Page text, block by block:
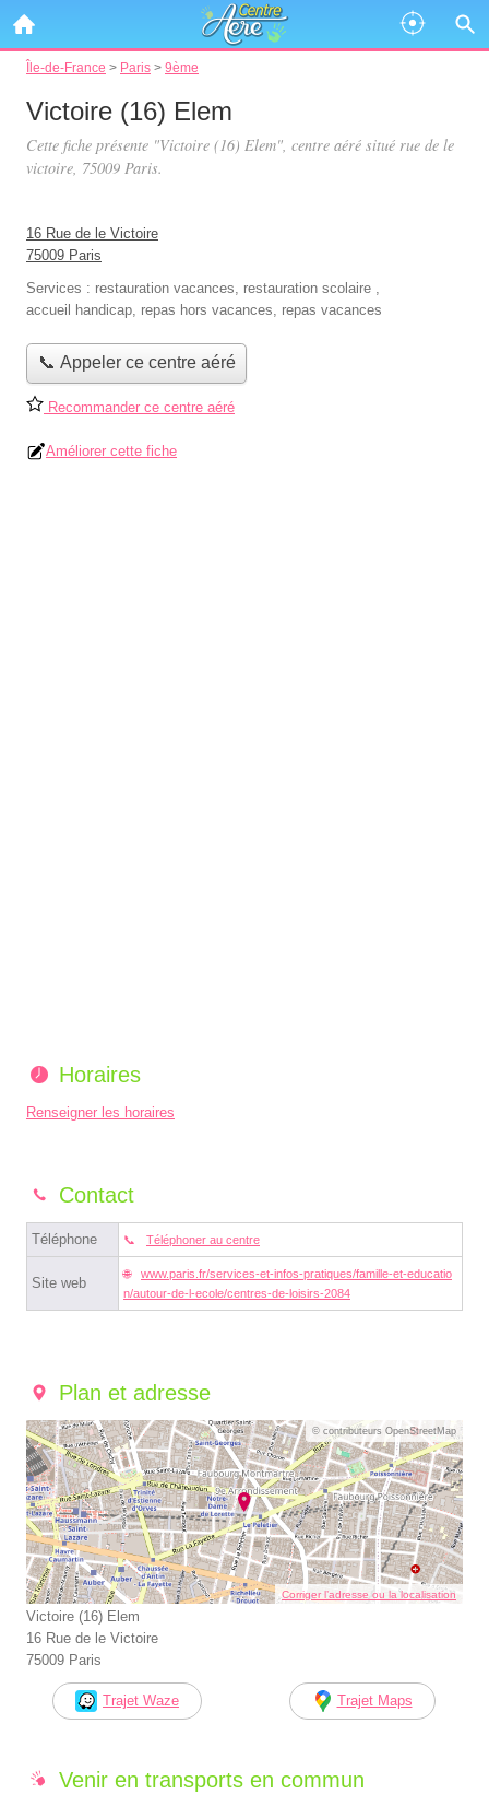
Île-de-France > Paris > 9ème
Victoire (16) Elem
Cette fiche présente "Victoire (16) Elem", centre aéré situé rue de le
victoire, 75009 Paris.
16 Rue de le Victoire
75009 Paris
Services : restauration vacances, restauration scolaire ,
accueil handicap, repas hors vacances, repas vacances
📞 Appeler ce centre aéré
Recommander ce centre aéré
Améliorer cette fiche
Horaires
Renseigner les horaires
Contact
Téléphone Téléphoner au centre
Site web
www.paris.fr/services-et-infos-pratiques/famille-et-educatio
n/autour-de-l-ecole/centres-de-loisirs-2084
Plan et adresse
© contributeurs OpenStreetMap
Corriger l’adresse ou la localisation
Victoire (16) Elem
16 Rue de le Victoire
75009 Paris
Trajet Waze Trajet Maps
Venir en transports en commun